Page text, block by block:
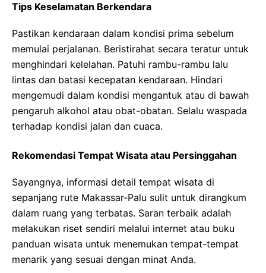
Tips Keselamatan Berkendara
Pastikan kendaraan dalam kondisi prima sebelum
memulai perjalanan. Beristirahat secara teratur untuk
menghindari kelelahan. Patuhi rambu-rambu lalu
lintas dan batasi kecepatan kendaraan. Hindari
mengemudi dalam kondisi mengantuk atau di bawah
pengaruh alkohol atau obat-obatan. Selalu waspada
terhadap kondisi jalan dan cuaca.
Rekomendasi Tempat Wisata atau Persinggahan
Sayangnya, informasi detail tempat wisata di
sepanjang rute Makassar-Palu sulit untuk dirangkum
dalam ruang yang terbatas. Saran terbaik adalah
melakukan riset sendiri melalui internet atau buku
panduan wisata untuk menemukan tempat-tempat
menarik yang sesuai dengan minat Anda.